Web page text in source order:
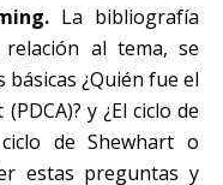
La bibliografía
al tema, se
¿Quién fue el
y ¿El ciclo de
de Shewhart o
estas preguntas y